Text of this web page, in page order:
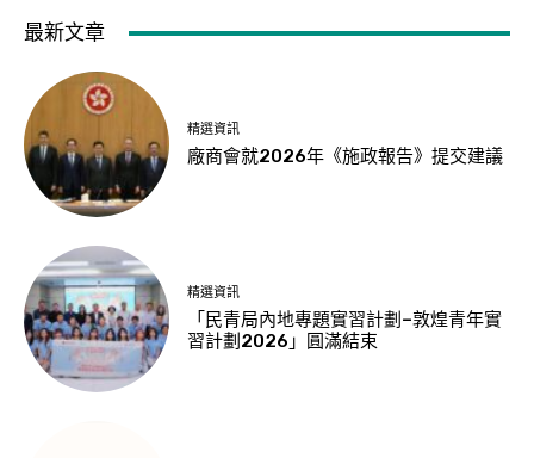
最新文章
精選資訊
廠商會就2026年《施政報告》提交建議
精選資訊
「民青局內地專題實習計劃–敦煌青年實
習計劃2026」圓滿結束